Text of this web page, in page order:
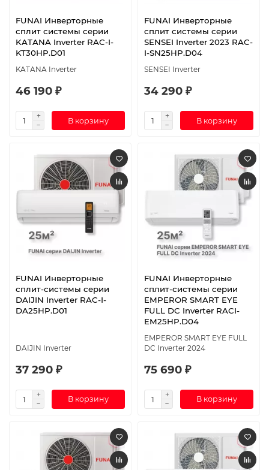
FUNAI Инверторные
сплит системы серии
KATANA Inverter RAC-I-
KT30HP.D01
KATANA Inverter
46 190 ₽
В корзину
FUNAI Инверторные
сплит системы серии
SENSEI Inverter 2023 RAC-
I-SN25HP.D04
SENSEI Inverter
34 290 ₽
В корзину
FUNAI Инверторные
сплит-системы серии
DAIJIN Inverter RAC-I-
DA25HP.D01
DAIJIN Inverter
37 290 ₽
В корзину
FUNAI Инверторные
сплит-системы серии
EMPEROR SMART EYE
FULL DC Inverter RACI-
EM25HP.D04
EMPEROR SMART EYE FULL
DC Inverter 2024
75 690 ₽
В корзину